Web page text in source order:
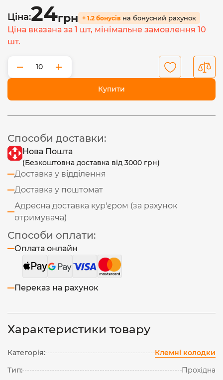
Ціна:24грн + 1.2 бонусів на бонусний рахунок
Ціна вказана за 1 шт, мінімальне замовлення 10
шт.
− +
Купити
Способи доставки:
Нова Пошта
(Безкоштовна доставка від 3000 грн)
Доставка у відділення
Доставка у поштомат
Адресна доставка кур'єром (за рахунок
отримувача)
Способи оплати:
Оплата онлайн
Переказ на рахунок
Характеристики товару
Категорія:
Клемні колодки
Тип:
Прохідна